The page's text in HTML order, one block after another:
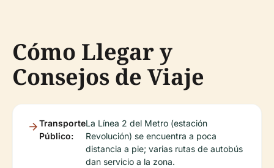
Cómo Llegar y
Consejos de Viaje
Transporte
Público:
La Línea 2 del Metro (estación
Revolución) se encuentra a poca
distancia a pie; varias rutas de autobús
dan servicio a la zona.